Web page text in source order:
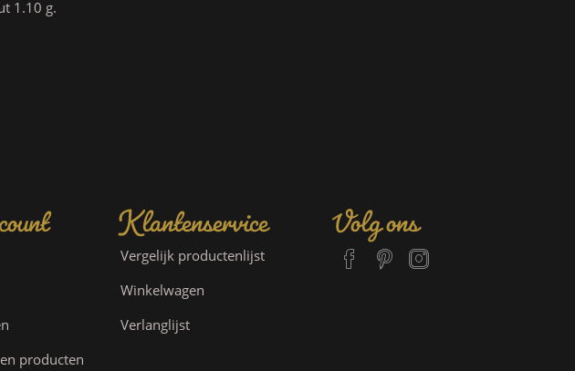
1.10 g.
producten
Klantenservice
Vergelijk productenlijst
Winkelwagen
Verlanglijst
Volg ons